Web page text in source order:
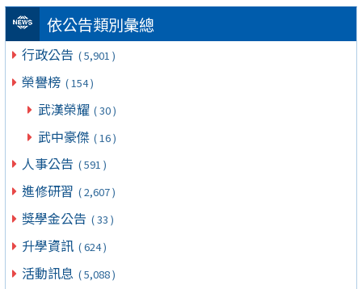
依公告類別彙總
行政公告 ( 5,901 )
榮譽榜 ( 154 )
武漢榮耀 ( 30 )
武中豪傑 ( 16 )
人事公告 ( 591 )
進修研習 ( 2,607 )
獎學金公告 ( 33 )
升學資訊 ( 624 )
活動訊息 ( 5,088 )